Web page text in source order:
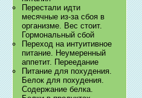
Перестали идти
месячные из-за сбоя в
организме. Вес стоит.
Гормональный сбой
Переход на интуитивное
питание. Неумеренный
аппетит. Переедание
Питание для похудения.
Белок для похудения.
Содержание белка.